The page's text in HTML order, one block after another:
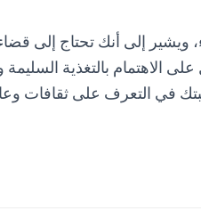
ويشير إلى أنك تحتاج إلى
الاهتمام بالتغذية
في التعرف على ثقافات